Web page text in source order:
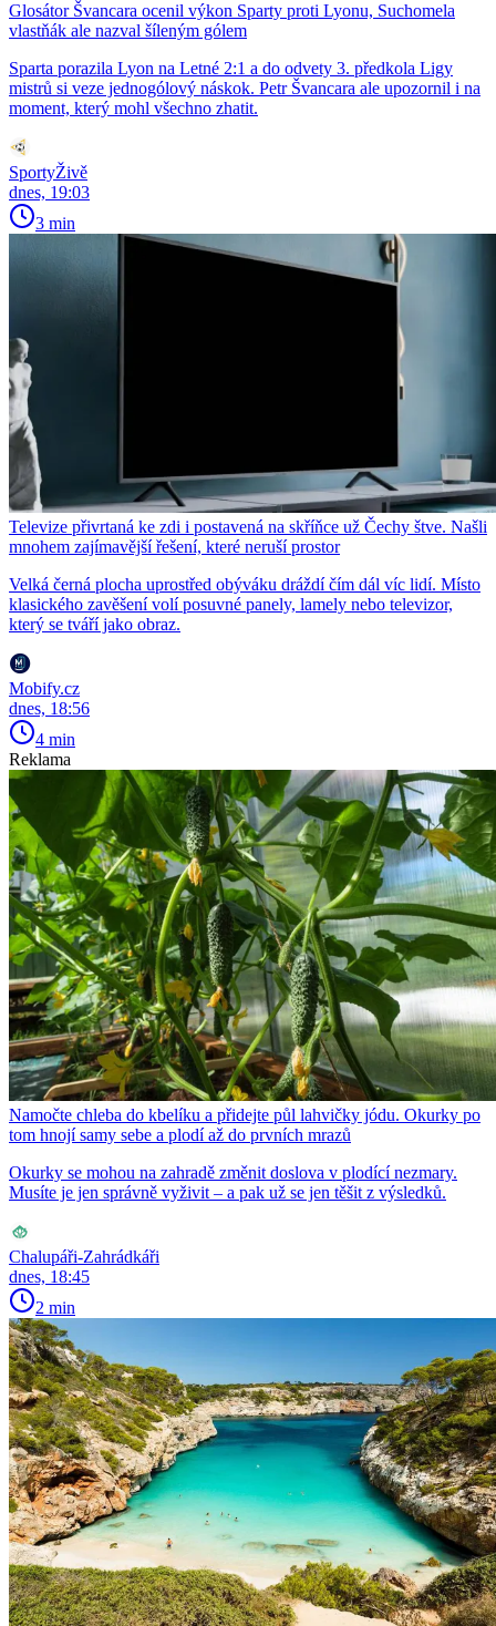
Glosátor Švancara ocenil výkon Sparty proti Lyonu, Suchomela
vlastňák ale nazval šíleným gólem
Sparta porazila Lyon na Letné 2:1 a do odvety 3. předkola Ligy
mistrů si veze jednogólový náskok. Petr Švancara ale upozornil i na
moment, který mohl všechno zhatit.
SportyŽivě
dnes, 19:03
3 min
Televize přivrtaná ke zdi i postavená na skříňce už Čechy štve. Našli
mnohem zajímavější řešení, které neruší prostor
Velká černá plocha uprostřed obýváku dráždí čím dál víc lidí. Místo
klasického zavěšení volí posuvné panely, lamely nebo televizor,
který se tváří jako obraz.
Mobify.cz
dnes, 18:56
4 min
Reklama
Namočte chleba do kbelíku a přidejte půl lahvičky jódu. Okurky po
tom hnojí samy sebe a plodí až do prvních mrazů
Okurky se mohou na zahradě změnit doslova v plodící nezmary.
Musíte je jen správně vyživit – a pak už se jen těšit z výsledků.
Chalupáři-Zahrádkáři
dnes, 18:45
2 min